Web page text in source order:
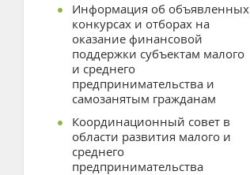
Информация об объявленных
конкурсах и отборах на
оказание финансовой
поддержки субъектам малого
и среднего
предпринимательства и
самозанятым гражданам
Координационный совет в
области развития малого и
среднего
предпринимательства